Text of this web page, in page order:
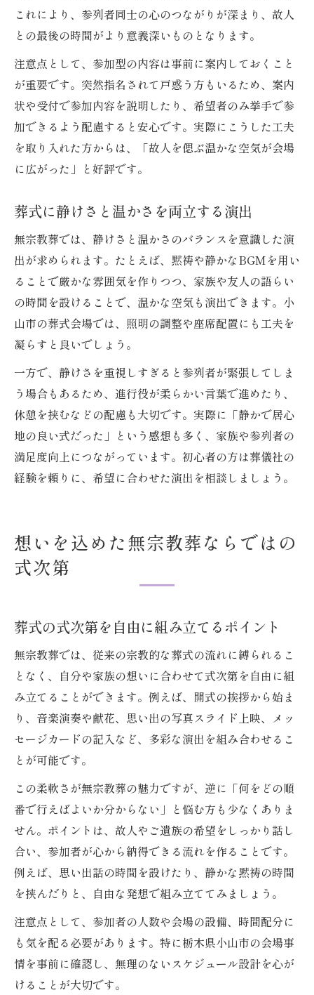
これにより、参列者同士の心のつながりが深まり、故人
との最後の時間がより意義深いものとなります。
注意点として、参加型の内容は事前に案内しておくこと
が重要です。突然指名されて戸惑う方もいるため、案内
状や受付で参加内容を説明したり、希望者のみ挙手で参
加できるよう配慮すると安心です。実際にこうした工夫
を取り入れた方からは、「故人を偲ぶ温かな空気が会場
に広がった」と好評です。
葬式に静けさと温かさを両立する演出
無宗教葬では、静けさと温かさのバランスを意識した演
出が求められます。たとえば、黙祷や静かなBGMを用い
ることで厳かな雰囲気を作りつつ、家族や友人の語らい
の時間を設けることで、温かな空気も演出できます。小
山市の葬式会場では、照明の調整や座席配置にも工夫を
凝らすと良いでしょう。
一方で、静けさを重視しすぎると参列者が緊張してしま
う場合もあるため、進行役が柔らかい言葉で進めたり、
休憩を挟むなどの配慮も大切です。実際に「静かで居心
地の良い式だった」という感想も多く、家族や参列者の
満足度向上につながっています。初心者の方は葬儀社の
経験を頼りに、希望に合わせた演出を相談しましょう。
想いを込めた無宗教葬ならではの
式次第
葬式の式次第を自由に組み立てるポイント
無宗教葬では、従来の宗教的な葬式の流れに縛られるこ
となく、自分や家族の想いに合わせて式次第を自由に組
み立てることができます。例えば、開式の挨拶から始ま
り、音楽演奏や献花、思い出の写真スライド上映、メッ
セージカードの記入など、多彩な演出を組み合わせるこ
とが可能です。
この柔軟さが無宗教葬の魅力ですが、逆に「何をどの順
番で行えばよいか分からない」と悩む方も少なくありま
せん。ポイントは、故人やご遺族の希望をしっかり話し
合い、参加者が心から納得できる流れを作ることです。
例えば、思い出話の時間を設けたり、静かな黙祷の時間
を挟んだりと、自由な発想で組み立ててみましょう。
注意点として、参加者の人数や会場の設備、時間配分に
も気を配る必要があります。特に栃木県小山市の会場事
情を事前に確認し、無理のないスケジュール設計を心が
けることが大切です。